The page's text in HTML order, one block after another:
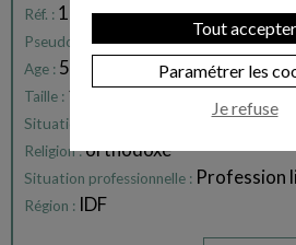
Réf. : 189071
Pseudo : Gautier
Age : 55
Taille : 1,89
Situation familiale : célibataire
Religion :orthodoxe
Situation professionnelle : Profession
Région : IDF
Tout accepter
Paramétrer les
Je refuse